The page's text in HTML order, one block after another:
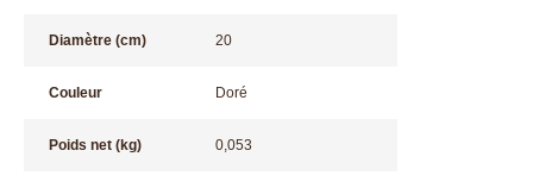
Diamètre (cm) 20
Couleur Doré
Poids net (kg) 0,053